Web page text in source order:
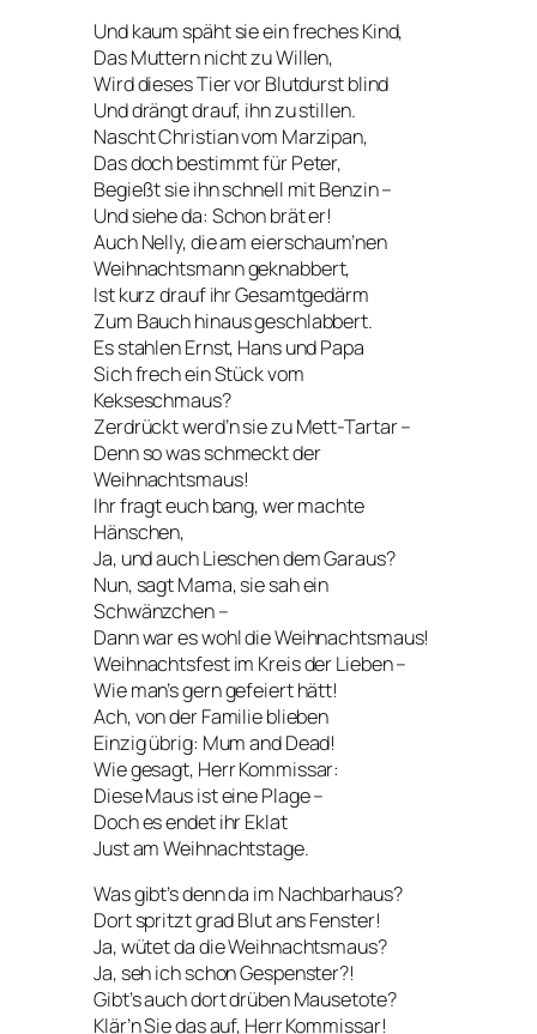
Und kaum späht sie ein freches Kind,
Das Muttern nicht zu Willen,
Wird dieses Tier vor Blutdurst blind
Und drängt drauf, ihn zu stillen.
Nascht Christian vom Marzipan,
Das doch bestimmt für Peter,
Begießt sie ihn schnell mit Benzin –
Und siehe da: Schon brät er!
Auch Nelly, die am eierschaum’nen
Weihnachtsmann geknabbert,
Ist kurz drauf ihr Gesamtgedärm
Zum Bauch hinaus geschlabbert.
Es stahlen Ernst, Hans und Papa
Sich frech ein Stück vom
Kekseschmaus?
Zerdrückt werd’n sie zu Mett-Tartar –
Denn so was schmeckt der
Weihnachtsmaus!
Ihr fragt euch bang, wer machte
Hänschen,
Ja, und auch Lieschen dem Garaus?
Nun, sagt Mama, sie sah ein
Schwänzchen –
Dann war es wohl die Weihnachtsmaus!
Weihnachtsfest im Kreis der Lieben –
Wie man’s gern gefeiert hätt!
Ach, von der Familie blieben
Einzig übrig: Mum and Dead!
Wie gesagt, Herr Kommissar:
Diese Maus ist eine Plage –
Doch es endet ihr Eklat
Just am Weihnachtstage.
Was gibt’s denn da im Nachbarhaus?
Dort spritzt grad Blut ans Fenster!
Ja, wütet da die Weihnachtsmaus?
Ja, seh ich schon Gespenster?!
Gibt’s auch dort drüben Mausetote?
Klär’n Sie das auf, Herr Kommissar!